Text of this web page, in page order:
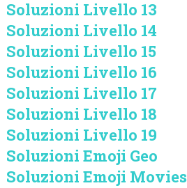
Soluzioni Livello 13
Soluzioni Livello 14
Soluzioni Livello 15
Soluzioni Livello 16
Soluzioni Livello 17
Soluzioni Livello 18
Soluzioni Livello 19
Soluzioni Emoji Geo
Soluzioni Emoji Movies